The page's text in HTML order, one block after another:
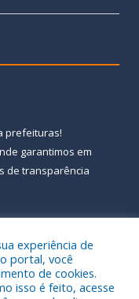
prefeituras!
garantimos em
de transparência
experiência de
portal, você
de cookies.
isso é feito, acesse